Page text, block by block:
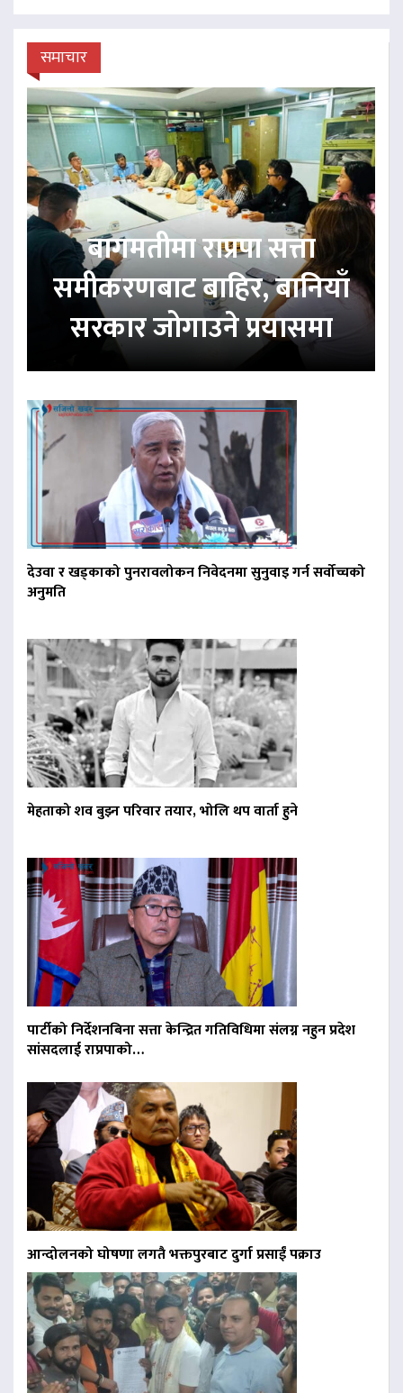
समाचार
बागमतीमा राप्रपा सत्ता
समीकरणबाट बाहिर, बानियाँ
सरकार जोगाउने प्रयासमा
देउवा र खड्काको पुनरावलोकन निवेदनमा सुनुवाइ गर्न सर्वोच्चको
अनुमति
मेहताको शव बुझ्न परिवार तयार, भोलि थप वार्ता हुने
पार्टीको निर्देशनबिना सत्ता केन्द्रित गतिविधिमा संलग्न नहुन प्रदेश
सांसदलाई राप्रपाको…
आन्दोलनको घोषणा लगतै भक्तपुरबाट दुर्गा प्रसाईं पक्राउ